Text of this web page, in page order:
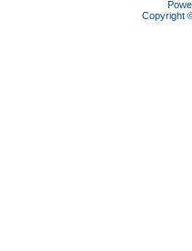
Copyright